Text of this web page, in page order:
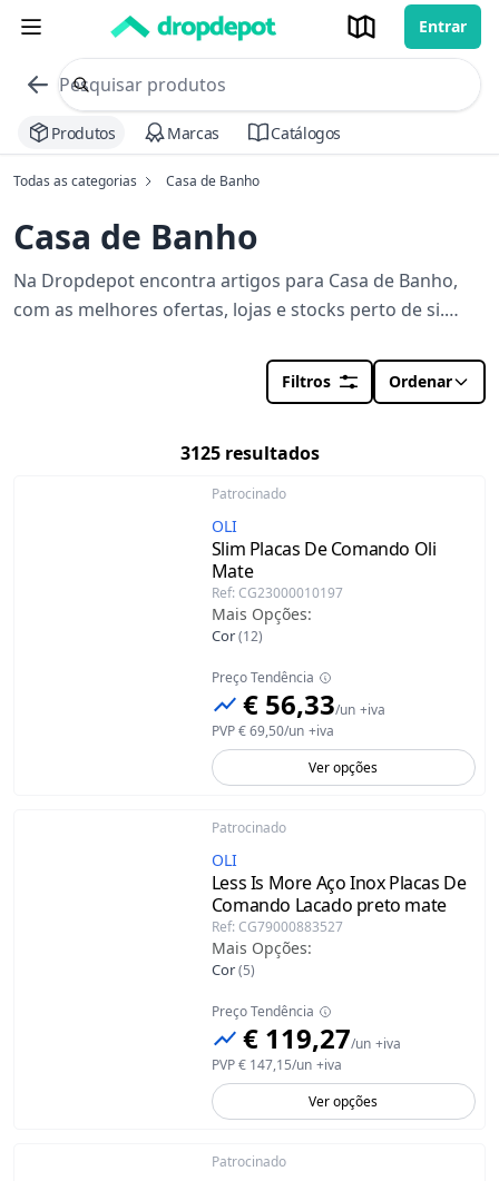
Entrar
commerce search no header
Procurar
Produtos Marcas Catálogos
Todas as categorias Casa de Banho
Casa de Banho
Na Dropdepot encontra artigos para Casa de Banho,
com as melhores ofertas, lojas e stocks perto de si.
Filtros Ordenar
3125 resultados
Patrocinado
OLI
Slim Placas De Comando Oli
Mate
Ref: CG23000010197
Mais Opções:
Cor(12)
Preço Tendência
€ 56,33/un +iva
PVP€ 69,50/un +iva
Ver opções
Patrocinado
OLI
Less Is More Aço Inox Placas De
Comando Lacado preto mate
Ref: CG79000883527
Mais Opções:
Cor(5)
Preço Tendência
€ 119,27/un +iva
PVP€ 147,15/un +iva
Ver opções
Patrocinado